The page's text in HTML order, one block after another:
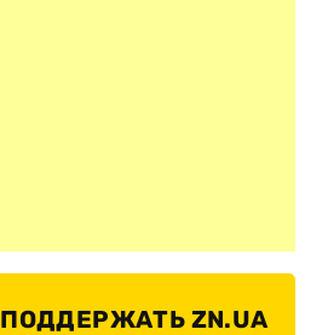
ПОДДЕРЖАТЬ ZN.UA